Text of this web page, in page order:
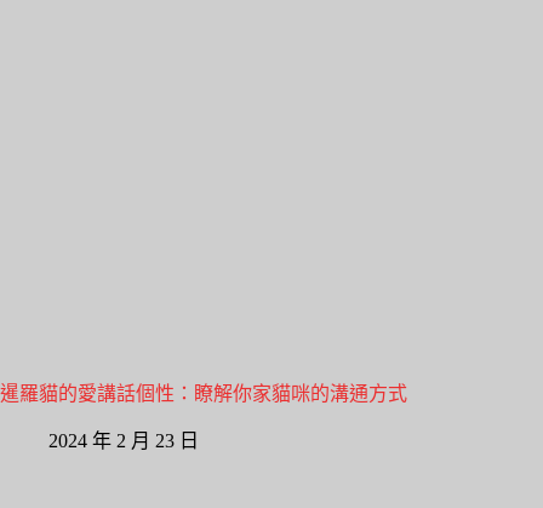
暹羅貓的愛講話個性：瞭解你家貓咪的溝通方式
2024 年 2 月 23 日